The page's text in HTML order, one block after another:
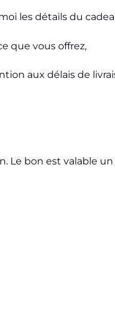
les détails du
que vous offrez,
aux délais de
Le bon est valable un